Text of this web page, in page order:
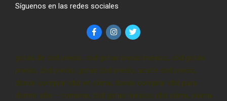
Síguenos en las redes sociales
gotas de cbd precio, cbd gotas precio méxico, cbd gotas
precio, cbd precio, gotas cbd precio, aceite cbd precio,
donde comprar cbd en cdmx, donde comprar cbd para
dormir, cbd – comprar, cbd gotas méxico, cbd cdmx, pluma